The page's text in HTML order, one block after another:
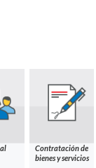
Contratación de
bienes y servicios